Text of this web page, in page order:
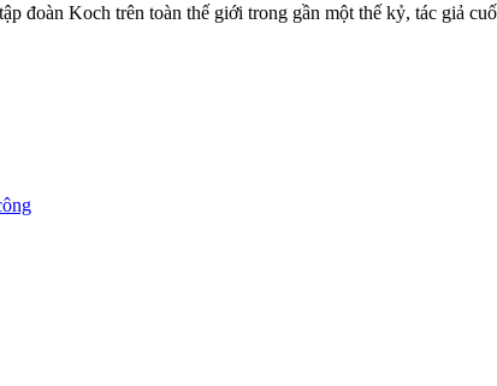
đoàn Koch trên toàn thế giới trong gần một thế kỷ, tác giả